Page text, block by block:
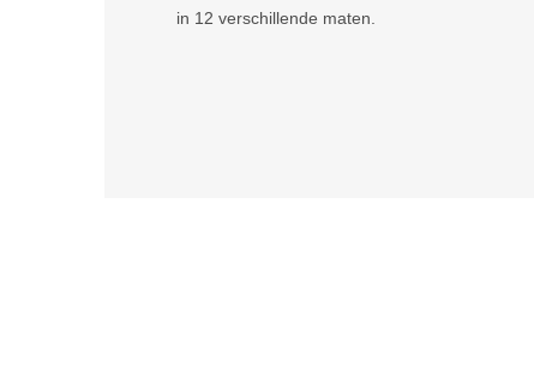
in 12 verschillende maten.